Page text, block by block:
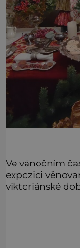
Ve vánočním
expozici
viktoriánské